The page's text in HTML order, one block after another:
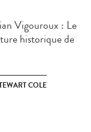
Vigouroux : Le
historique de
COLE